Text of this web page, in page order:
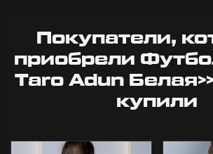
Покупатели,
приобрели
Taro Adun
купили